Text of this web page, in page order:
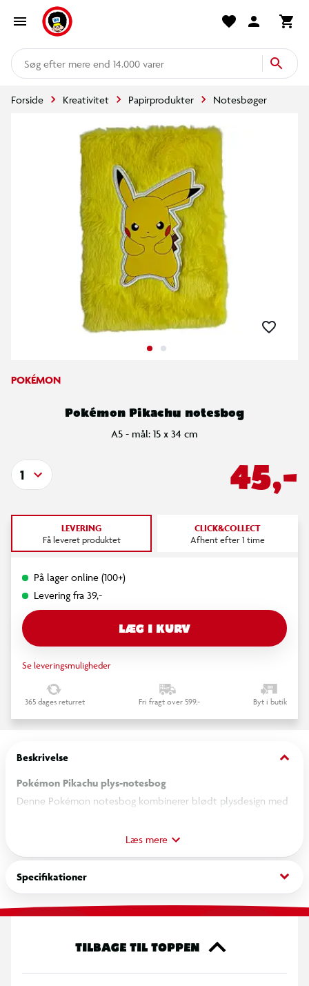
mere end 14.000 varer
Forside Kreativitet Papirprodukter Notesbøger
POKÉMON
Pokémon Pikachu notesbog
A5 - mål: 15 x 34 cm
45,-
1
LEVERING
Få leveret produktet
CLICK&COLLECT
Afhent efter 1 time
På lager online (100+)
Levering fra 39,-
LÆG I KURV
Se leveringsmuligheder
365 dages returret Fri fragt over 599,- Byt i butik
Beskrivelse keyboard_arrow_down
Pokémon Pikachu plys-notesbog
Denne Pokémon notesbog kombinerer blødt plysdesign med
og dekoreret med en stor Pikachu-applikation, som gør
notesbogen til et oplagt valg for Pokémon-fans.
Indvendigt finder du linjerede sider med Pikachu-motiver, der
gør noter, dagbogsskrivning og kreative idéer lidt sjovere.
Specifikationer
Læs mere
Specifikationer keyboard_arrow_down
TILBAGE TIL TOPPEN